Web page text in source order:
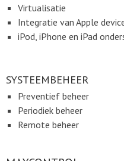
Virtualisatie
Integratie van Apple
iPod, iPhone en iPad
SYSTEEMBEHEER
Preventief beheer
Periodiek beheer
Remote beheer